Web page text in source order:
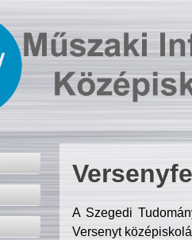
A Szegedi
Versenyt